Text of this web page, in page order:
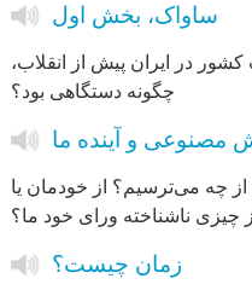
ساواک، بخش اول
در ایران پیش از انقلاب،
چگونه دستگاهی بود؟
مصنوعی و آینده ما
چه می‌ترسیم؟ از خودمان یا
از چیزی ناشناخته ورای خود ما؟
زمان چیست؟